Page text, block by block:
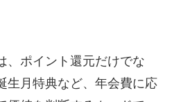
、ポイント還元だけでな
生月特典など、年会費に応